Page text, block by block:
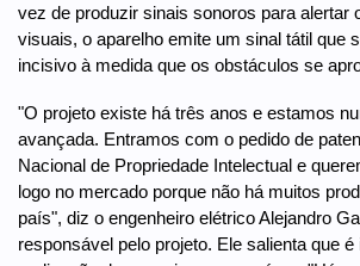
vez de produzir sinais sonoros para alertar
visuais, o aparelho emite um sinal tátil que
incisivo à medida que os obstáculos se
"O projeto existe há três anos e estamos
avançada. Entramos com o pedido de
Nacional de Propriedade Intelectual e
logo no mercado porque não há muitos
país", diz o engenheiro elétrico Alejandro
responsável pelo projeto. Ele salienta que é